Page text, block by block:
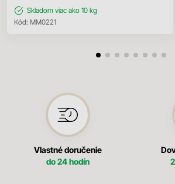
Skladom viac ako 10 kg
Kód: MM0221
Vlastné doručenie
do 24 hodín